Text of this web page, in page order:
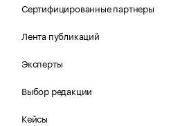
Сертифицированные партнеры
Лента публикаций
Эксперты
Выбор редакции
Кейсы